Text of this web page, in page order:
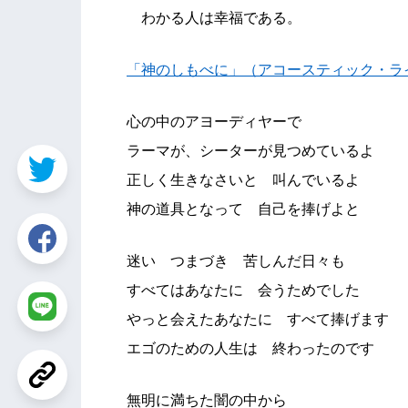
わかる人は幸福である。
「神のしもべに」（アコースティック・ラ
心の中のアヨーディヤーで
ラーマが、シーターが見つめているよ
正しく生きなさいと 叫んでいるよ
神の道具となって 自己を捧げよと
迷い つまづき 苦しんだ日々も
すべてはあなたに 会うためでした
やっと会えたあなたに すべて捧げます
エゴのための人生は 終わったのです
無明に満ちた闇の中から